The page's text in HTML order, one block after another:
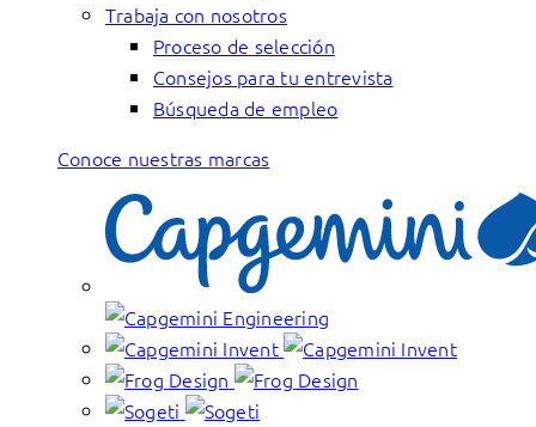
Trabaja con nosotros
Proceso de selección
Consejos para tu entrevista
Búsqueda de empleo
Conoce nuestras marcas